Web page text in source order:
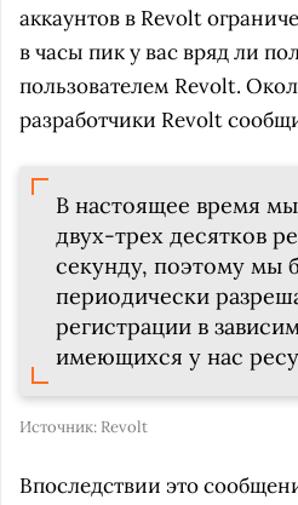
аккаунтов в Revolt
в часы пик у вас вряд ли
пользователем Revolt.
разработчики Revolt
В настоящее время
двух-трех десятков
секунду, поэтому мы
периодически
регистрации в
имеющихся у нас
Источник: Revolt
Впоследствии это